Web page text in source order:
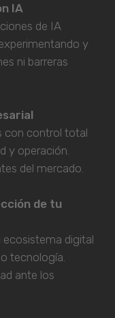
IA
de IA
y
ni barreras
con control total
y operación.
del mercado.
de tu
digital
tecnología.
ante los